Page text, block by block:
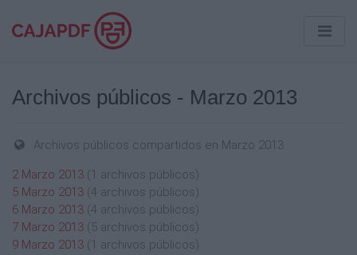
Archivos públicos - Marzo 2013
Archivos públicos compartidos en Marzo 2013
2 Marzo 2013 (1 archivos públicos)
5 Marzo 2013 (4 archivos públicos)
6 Marzo 2013 (4 archivos públicos)
7 Marzo 2013 (5 archivos públicos)
9 Marzo 2013 (1 archivos públicos)